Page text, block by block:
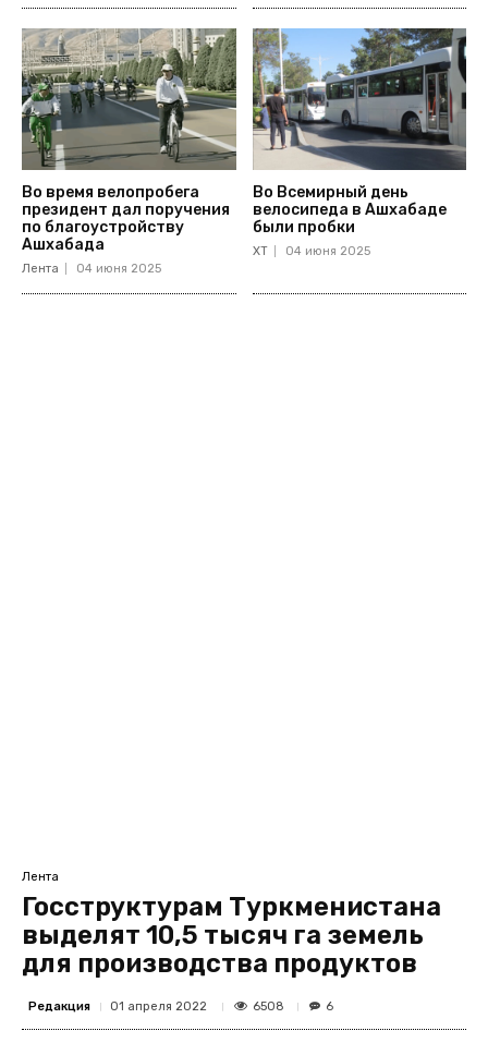
Во время велопробега
президент дал поручения
по благоустройству
Ашхабада
Лента 04 июня 2025
Во Всемирный день
велосипеда в Ашхабаде
были пробки
ХТ 04 июня 2025